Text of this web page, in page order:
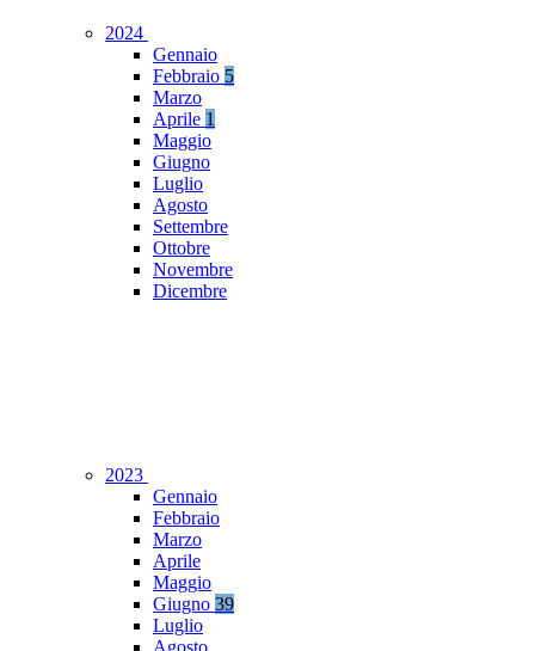
2024
Gennaio
Febbraio 5
Marzo
Aprile 1
Maggio
Giugno
Luglio
Agosto
Settembre
Ottobre
Novembre
Dicembre
2023
Gennaio
Febbraio
Marzo
Aprile
Maggio
Giugno 39
Luglio